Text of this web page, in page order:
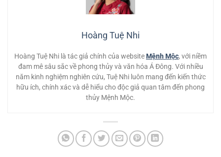
Hoàng Tuệ Nhi
Hoàng Tuệ Nhi là tác giả chính của website Mệnh Mộc, với niềm
đam mê sâu sắc về phong thủy và văn hóa Á Đông. Với nhiều
năm kinh nghiệm nghiên cứu, Tuệ Nhi luôn mang đến kiến thức
hữu ích, chính xác và dễ hiểu cho độc giả quan tâm đến phong
thủy Mệnh Mộc.